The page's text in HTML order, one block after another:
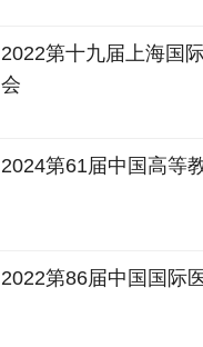
2022第十九届上海国
会
2024第61届中国高等
2022第86届中国国际